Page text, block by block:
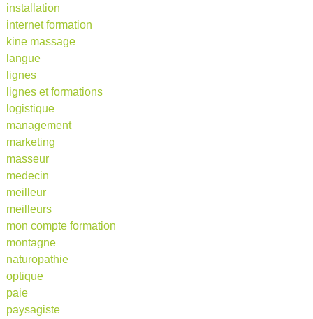
installation
internet formation
kine massage
langue
lignes
lignes et formations
logistique
management
marketing
masseur
medecin
meilleur
meilleurs
mon compte formation
montagne
naturopathie
optique
paie
paysagiste